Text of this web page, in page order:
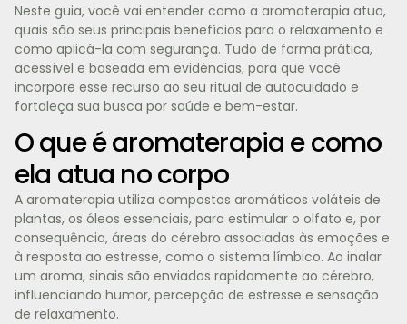
Neste guia, você vai entender como a aromaterapia atua,
quais são seus principais benefícios para o relaxamento e
como aplicá-la com segurança. Tudo de forma prática,
acessível e baseada em evidências, para que você
incorpore esse recurso ao seu ritual de autocuidado e
fortaleça sua busca por saúde e bem-estar.
O que é aromaterapia e como
ela atua no corpo
A aromaterapia utiliza compostos aromáticos voláteis de
plantas, os óleos essenciais, para estimular o olfato e, por
consequência, áreas do cérebro associadas às emoções e
à resposta ao estresse, como o sistema límbico. Ao inalar
um aroma, sinais são enviados rapidamente ao cérebro,
influenciando humor, percepção de estresse e sensação
de relaxamento.